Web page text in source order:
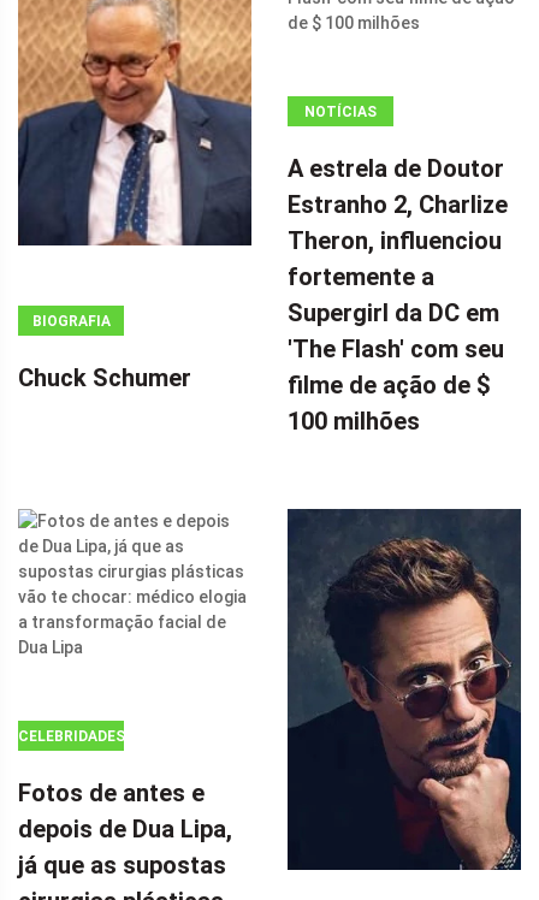
BIOGRAFIA
Chuck Schumer
NOTÍCIAS
(ADSBYGOOGLE
=
WINDOW.ADSBYGOOGLE
|| []).PUSH({});
A ESTRELA DE
DOUTOR
ESTRANHO 2,
CHARLIZE
THERON,
DA DC EM 'THE
FLASH' COM
SEU FILME DE
AÇÃO DE $ 100
MILHÕES POR
A estrela de Doutor
Estranho 2, Charlize
Theron, influenciou
fortemente a
Supergirl da DC em
'The Flash' com seu
filme de ação de $
100 milhões
CELEBRIDADES
Fotos de antes e
depois de Dua Lipa,
já que as supostas